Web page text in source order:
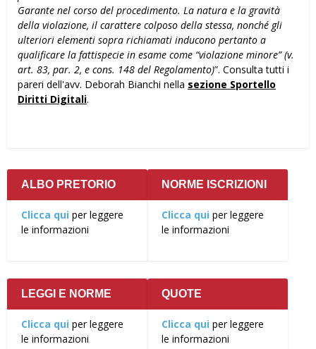
Garante nel corso del procedimento. La natura e la gravità
della violazione, il carattere colposo della stessa, nonché gli
ulteriori elementi sopra richiamati inducono pertanto a
qualificare la fattispecie in esame come “violazione minore” (v.
art. 83, par. 2, e cons. 148 del Regolamento)”. Consulta tutti i
pareri dell'avv. Deborah Bianchi nella sezione Sportello
Diritti Digitali.
ALBO PRETORIO
Clicca qui per leggere
le informazioni
NORME ISCRIZIONI
Clicca qui per leggere
le informazioni
LEGGI E NORME
Clicca qui per leggere
le informazioni
QUOTE
Clicca qui per leggere
le informazioni